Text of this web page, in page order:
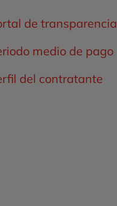
de transparencia
medio de pago
del contratante